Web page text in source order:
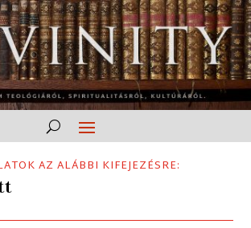
AZ ALÁBBI KIFEJEZÉSRE: